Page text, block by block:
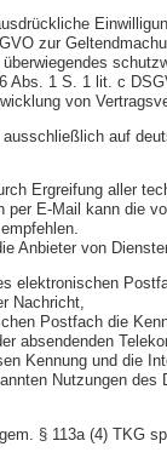
zur
Abs. 1 S. 1 lit. c
von
auf
Ergreifung aller
E-Mail kann die
Anbieter von
elektronischen
Nachricht,
Postfach die
absendenden
Kennung und die
Nutzungen
§ 113a (4) TKG